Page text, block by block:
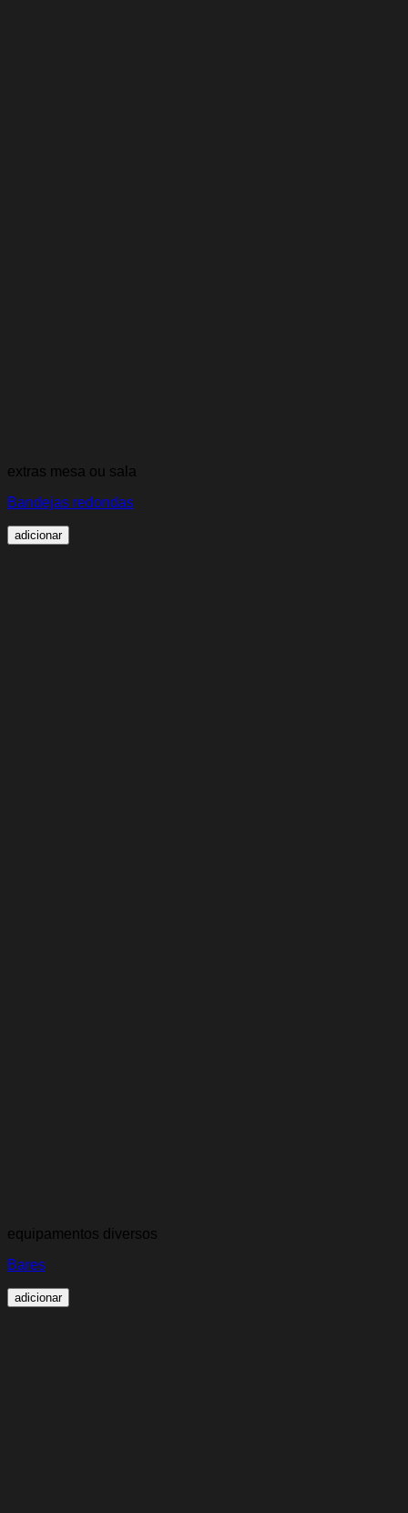
extras mesa ou sala
Bandejas redondas
adicionar
equipamentos diversos
Bares
adicionar